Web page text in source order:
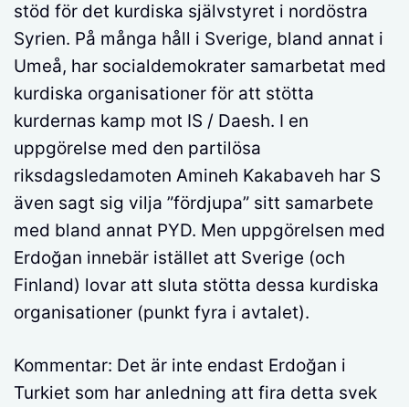
stöd för det kurdiska självstyret i nordöstra
Syrien. På många håll i Sverige, bland annat i
Umeå, har socialdemokrater samarbetat med
kurdiska organisationer för att stötta
kurdernas kamp mot IS / Daesh. I en
uppgörelse med den partilösa
riksdagsledamoten Amineh Kakabaveh har S
även sagt sig vilja ”fördjupa” sitt samarbete
med bland annat PYD. Men uppgörelsen med
Erdoğan innebär istället att Sverige (och
Finland) lovar att sluta stötta dessa kurdiska
organisationer (punkt fyra i avtalet).
Kommentar: Det är inte endast Erdoğan i
Turkiet som har anledning att fira detta svek